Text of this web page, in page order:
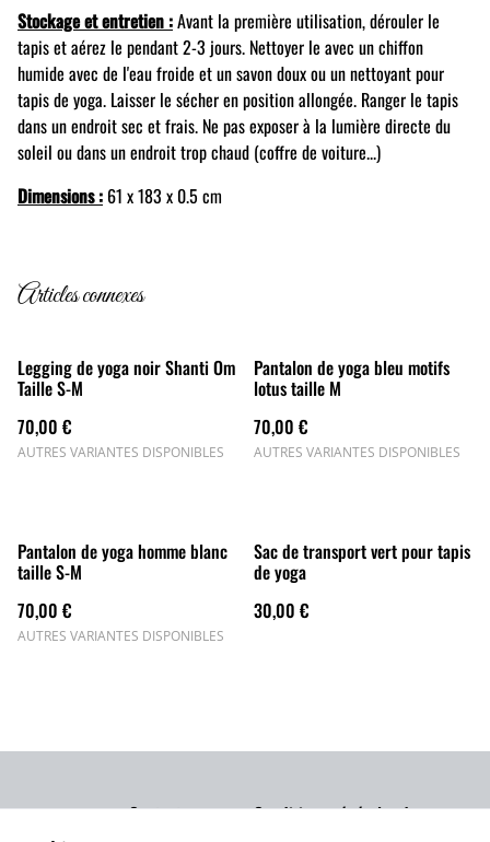
Stockage et entretien :Avant la première utilisation, dérouler le
tapis et aérez le pendant 2-3 jours. Nettoyer le avec un chiffon
humide avec de l'eau froide et un savon doux ou un nettoyant pour
tapis de yoga. Laisser le sécher en position allongée. Ranger le tapis
dans un endroit sec et frais. Ne pas exposer à la lumière directe du
soleil ou dans un endroit trop chaud (coffre de voiture...)
Dimensions : 61 x 183 x 0.5 cm
Articles connexes
Legging de yoga noir Shanti Om
Taille S-M
70,00 €
AUTRES VARIANTES DISPONIBLES
Pantalon de yoga bleu motifs
lotus taille M
70,00 €
AUTRES VARIANTES DISPONIBLES
Pantalon de yoga homme blanc
taille S-M
70,00 €
AUTRES VARIANTES DISPONIBLES
Sac de transport vert pour tapis
de yoga
30,00 €
Contact
Conditions générales de